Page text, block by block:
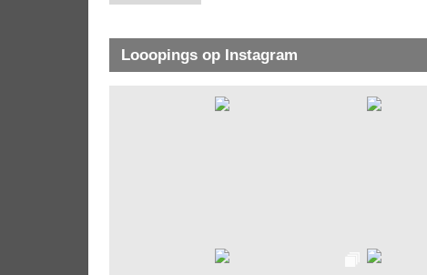
Looopings op Instagram